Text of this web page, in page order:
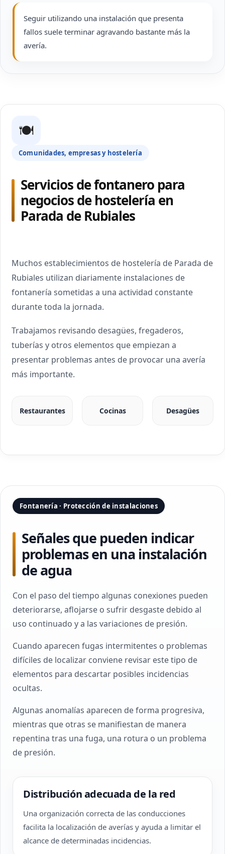
Seguir utilizando una instalación que presenta
fallos suele terminar agravando bastante más la
avería.
🍽
Comunidades, empresas y hostelería
Servicios de fontanero para
negocios de hostelería en
Parada de Rubiales
Muchos establecimientos de hostelería de Parada de
Rubiales utilizan diariamente instalaciones de
fontanería sometidas a una actividad constante
durante toda la jornada.
Trabajamos revisando desagües, fregaderos,
tuberías y otros elementos que empiezan a
presentar problemas antes de provocar una avería
más importante.
Restaurantes Cocinas Desagües
Fontanería · Protección de instalaciones
Señales que pueden indicar
problemas en una instalación
de agua
Con el paso del tiempo algunas conexiones pueden
deteriorarse, aflojarse o sufrir desgaste debido al
uso continuado y a las variaciones de presión.
Cuando aparecen fugas intermitentes o problemas
difíciles de localizar conviene revisar este tipo de
elementos para descartar posibles incidencias
ocultas.
Algunas anomalías aparecen de forma progresiva,
mientras que otras se manifiestan de manera
repentina tras una fuga, una rotura o un problema
de presión.
Distribución adecuada de la red
Una organización correcta de las conducciones
facilita la localización de averías y ayuda a limitar el
alcance de determinadas incidencias.